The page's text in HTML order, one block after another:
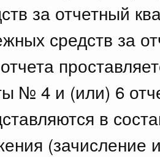
за отчетный
средств за
№ 4 и (или) 6
в
(зачисление